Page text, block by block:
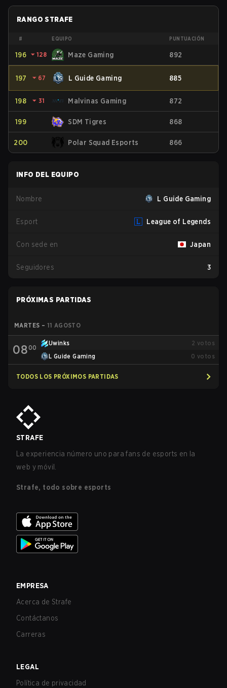
RANGO STRAFE
# EQUIPO PUNTUACIÓN
196 ⏷ 128 Maze Gaming 892
197 ⏷ 67 L Guide Gaming 885
198 ⏷ 31 Malvinas Gaming 872
199 SDM Tigres 868
200 Polar Squad Esports 866
INFO DEL EQUIPO
Nombre L Guide Gaming
Esport League of Legends
Con sede en Japan
Seguidores 3
PRÓXIMAS PARTIDAS
MARTES – 11 AGOSTO
0800
Uwinks 2 votos
L Guide Gaming
0 votos
TODOS LOS PRÓXIMOS PARTIDAS
STRAFE
La experiencia número uno para fans de esports en la
web y móvil.
Strafe, todo sobre esports
EMPRESA
Acerca de Strafe
Contáctanos
Carreras
LEGAL
Política de privacidad